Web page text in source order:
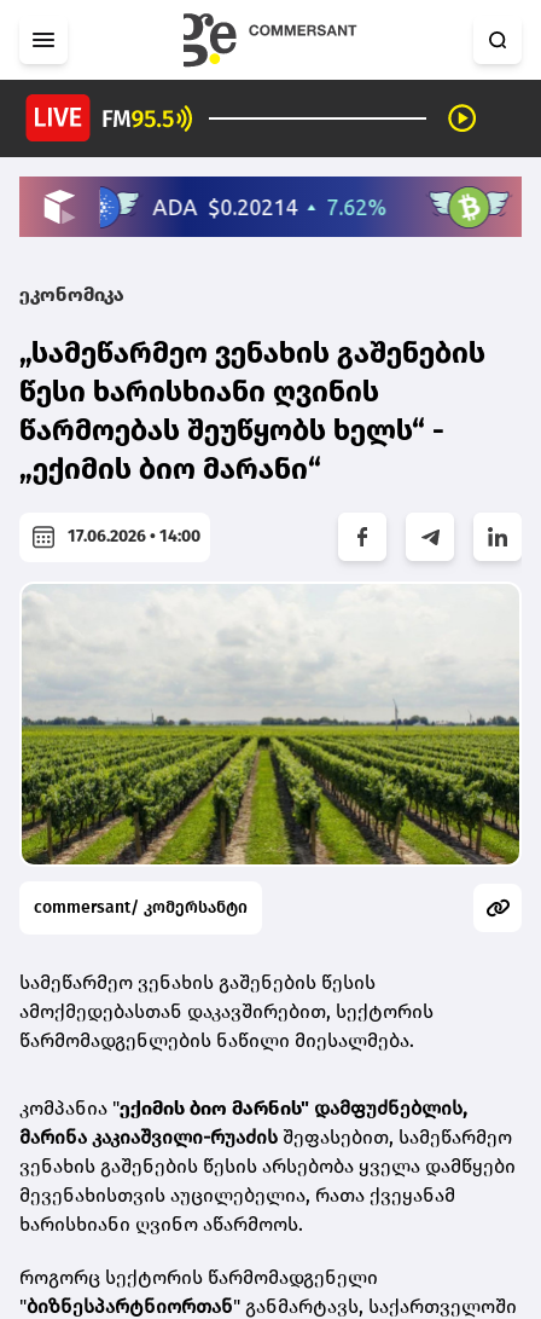
ეკონომიკა
„სამეწარმეო ვენახის გაშენების
წესი ხარისხიანი ღვინის
წარმოებას შეუწყობს ხელს“ -
„ექიმის ბიო მარანი“
17.06.2026 • 14:00
commersant/ კომერსანტი
სამეწარმეო ვენახის გაშენების წესის
ამოქმედებასთან დაკავშირებით, სექტორის
წარმომადგენლების ნაწილი მიესალმება.
კომპანია "ექიმის ბიო მარნის" დამფუძნებლის,
მარინა კაკიაშვილი-რუაძის შეფასებით, სამეწარმეო
ვენახის გაშენების წესის არსებობა ყველა დამწყები
მევენახისთვის აუცილებელია, რათა ქვეყანამ
ხარისხიანი ღვინო აწარმოოს.
როგორც სექტორის წარმომადგენელი
"ბიზნესპარტნიორთან" განმარტავს, საქართველოში